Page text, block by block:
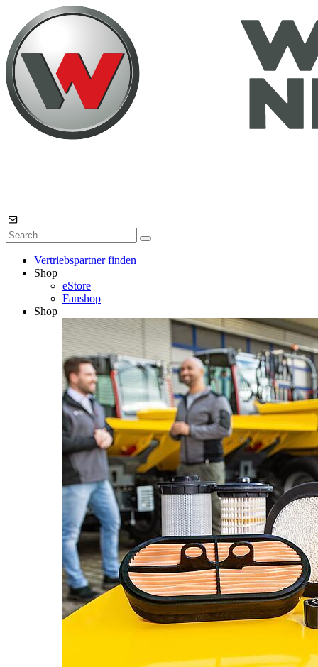
Vertriebspartner finden
Shop
eStore
Fanshop
Shop